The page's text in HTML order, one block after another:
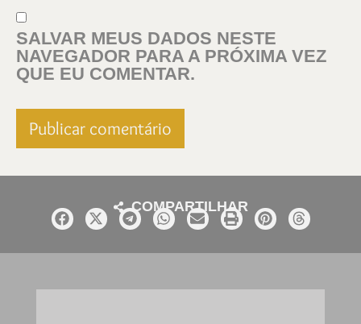
SALVAR MEUS DADOS NESTE
NAVEGADOR PARA A PRÓXIMA VEZ
QUE EU COMENTAR.
COMPARTILHAR